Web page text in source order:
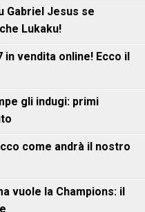
Gabriel Jesus se
Lukaku!
in vendita online! Ecco il
gli indugi: primi
come andrà il nostro
vuole la Champions: il